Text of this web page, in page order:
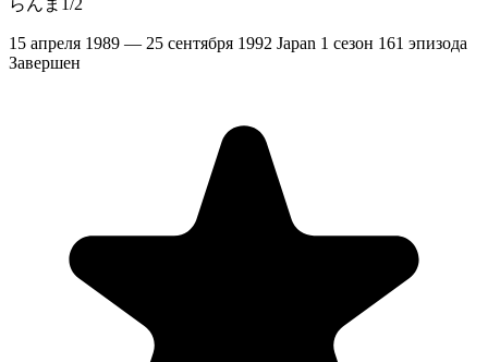
らんま1/2
15 апреля 1989 — 25 сентября 1992 Japan 1 сезон 161 эпизода
Завершен